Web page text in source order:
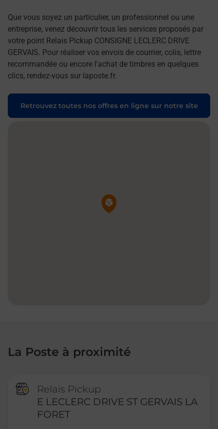
Que vous soyez un particulier, un professionnel ou une
entreprise, venez découvrir tous les services proposés par
votre point Relais Pickup CONSIGNE LECLERC DRIVE
GERVAIS. Pour réaliser vos envois de courrier, colis, lettre
recommandée ou encore l'achat de timbres en quelques
clics, rendez-vous sur laposte.fr.
Retrouvez toutes nos offres en ligne sur notre site
Pin de la carte
La Poste à proximité
Relais Pickup
E LECLERC DRIVE ST GERVAIS LA
FORET